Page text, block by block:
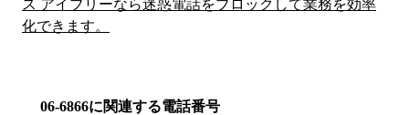
ス アイブリーなら迷惑電話をブロックして業務を効率
化できます。
06-6866に関連する電話番号